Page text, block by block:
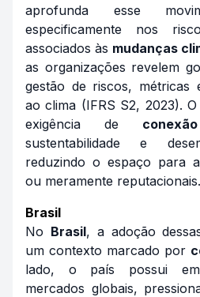
aprofunda esse
especificamente nos
associados às mudanças
as organizações revelem
gestão de riscos, métricas
ao clima (IFRS S2, 2023).
exigência de
sustentabilidade e
reduzindo o espaço para
ou meramente reputacionais.
Brasil
No Brasil, a adoção
um contexto marcado por
lado, o país possui
mercados globais,